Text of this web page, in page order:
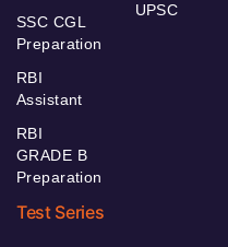
SSC CGL
Preparation
RBI
Assistant
RBI
GRADE B
Preparation
UPSC
Test Series